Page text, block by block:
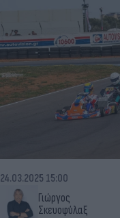
Γιώργος
Σκευοφύλαξ
24.03.2025 15:00